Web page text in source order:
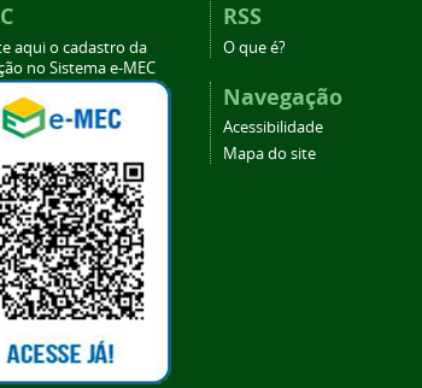
aqui o cadastro da
no Sistema e-MEC
RSS
O que é?
Navegação
Acessibilidade
Mapa do site